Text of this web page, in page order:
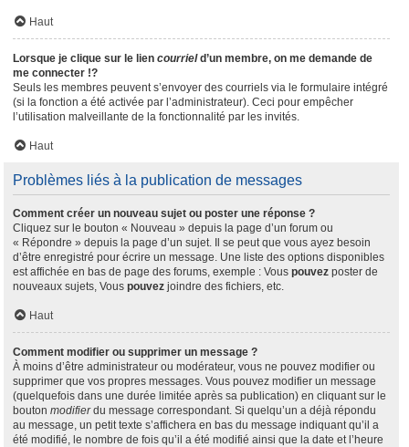
Haut
Lorsque je clique sur le lien courrield’un membre, on me demande de
me connecter !?
Seuls les membres peuvent s’envoyer des courriels via le formulaire intégré
(si la fonction a été activée par l’administrateur). Ceci pour empêcher
l’utilisation malveillante de la fonctionnalité par les invités.
Haut
Problèmes liés à la publication de messages
Comment créer un nouveau sujet ou poster une réponse ?
Cliquez sur le bouton « Nouveau » depuis la page d’un forum ou
« Répondre » depuis la page d’un sujet. Il se peut que vous ayez besoin
d’être enregistré pour écrire un message. Une liste des options disponibles
est affichée en bas de page des forums, exemple : Vous pouvez poster de
nouveaux sujets, Vous pouvez joindre des fichiers, etc.
Haut
Comment modifier ou supprimer un message ?
À moins d’être administrateur ou modérateur, vous ne pouvez modifier ou
supprimer que vos propres messages. Vous pouvez modifier un message
(quelquefois dans une durée limitée après sa publication) en cliquant sur le
bouton modifierdu message correspondant. Si quelqu’un a déjà répondu
au message, un petit texte s’affichera en bas du message indiquant qu’il a
été modifié, le nombre de fois qu’il a été modifié ainsi que la date et l’heure